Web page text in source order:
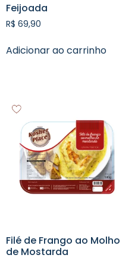
Feijoada
R$ 69,90
Adicionar ao carrinho
Filé de Frango ao Molho
de Mostarda